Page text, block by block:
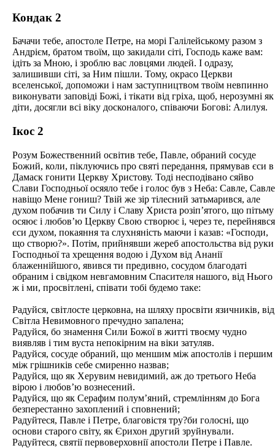
Кондак 2
Бачачи тебе, апостоле Петре, на морі Галілейському разом з
Андрієм, братом твоїм, що закидали сіті, Господь каже вам:
ідіть за Мною, і зроблю вас ловцями людей. І одразу,
залишивши сіті, за Ним пішли. Тому, окрасо Церкви
вселенської, допоможи і нам заступництвом твоїм невпинно
виконувати заповіді Божі, і тікати від гріха, щоб, нерозумні як
діти, досягли всі віку досконалого, співаючи Богові: Алилуя.
Ікос 2
Розум Божественний освітив тебе, Павле, обраний сосуде
Божий, коли, піклуючись про святі передання, прямував єси в
Дамаск гонити Церкву Христову. Тоді несподівано сяйво
Слави Господньої осяяло тебе і голос був з Неба: Савле,
навіщо Мене гониш? Твій же зір тілесний затьмарився, але
духом побачив ти Силу і Славу Христа розіп’ятого, що пітьму
осяює і любов’ю Церкву Свою створює і, через те, перейнявся
єси духом, покаяння та слухняність маючи і казав: «Господи,
що створю?». Потім, прийнявши жереб апостольства від руки
Господньої та хрещення водою і Духом від Ананії
блаженнійшого, явився ти предивно, сосудом благодаті
обраним і свідком невгамовним Спасителя нашого, від Нього
ж і ми, просвітлені, співати тобі будемо таке:
Радуйся, світлосте церковна, на шляху просвіти язичників, від
Світла Невимовного пречудно запалена;
Радуйся, бо знамення Сили Божої в житті твоєму чудно
виявляв і тим вуста непокірним на віки затуляв.
Радуйся, сосуде обраний, що меншим між апостолів і першим
між грішників себе смиренно назвав;
Радуйся, що як Херувим невидимий, аж до третього Неба
вірою і любов’ю вознесений.
Радуйся, що як Серафим полум’яний, стремлінням до Бога
безперестанно захоплений і сповнений;
Радуйтеся, Павле і Петре, благовістя тру?би голосні, що
основи старого світу, як Єрихон другий зруйнували.
Радуйтеся, святії первоверховнії апостоли Петре і Павле.